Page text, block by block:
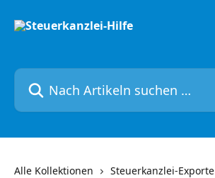
Nach Artikeln suchen …
Alle Kollektionen Steuerkanzlei-Exporte